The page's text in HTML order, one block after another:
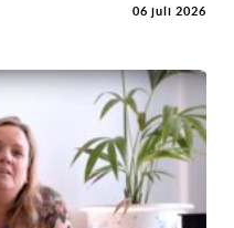
06 juli 2026